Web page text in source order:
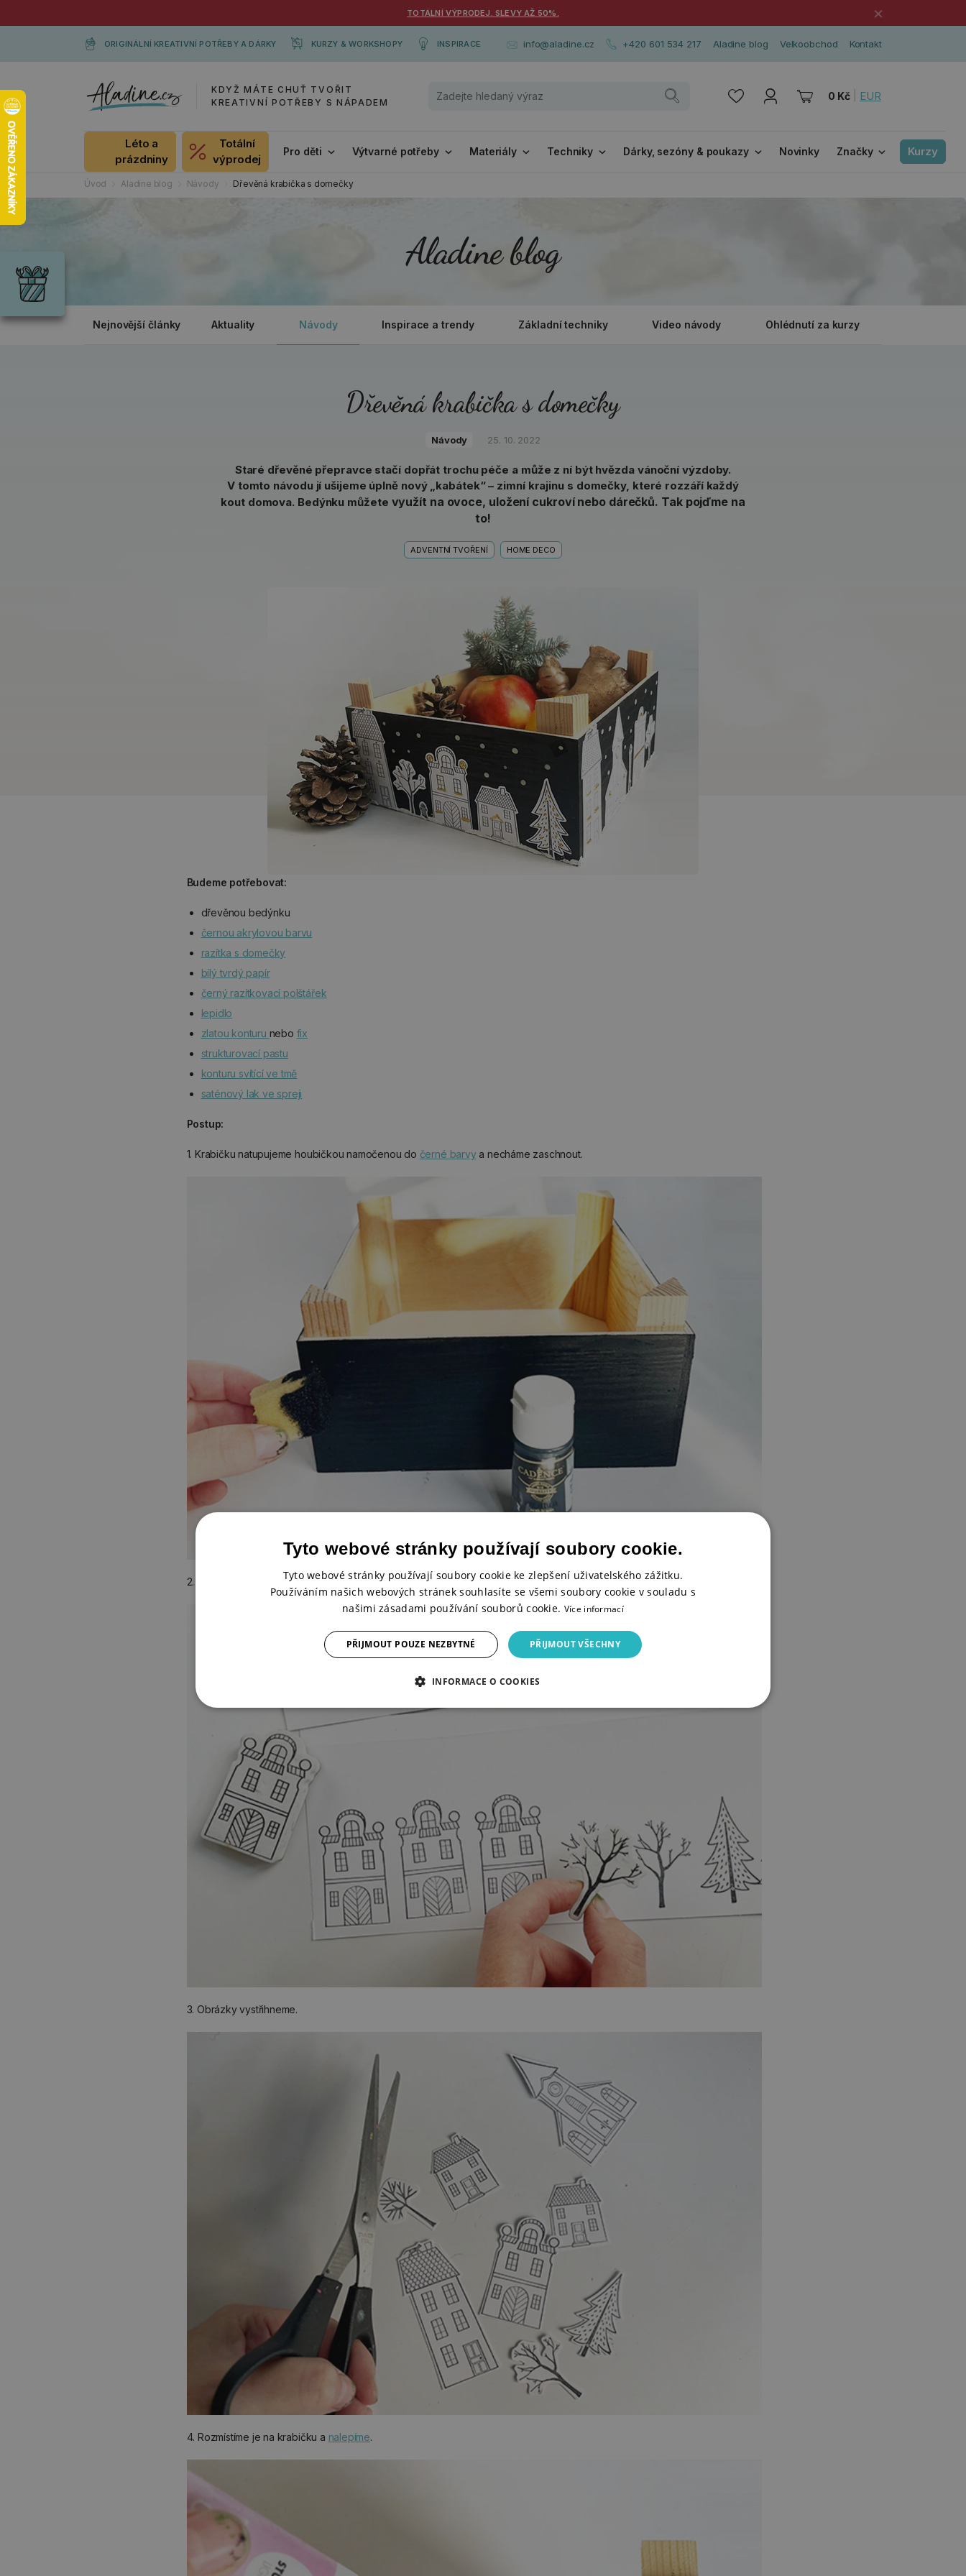
TOTÁLNÍ VÝPRODEJ. SLEVY AŽ 50%. ×
ORIGINÁLNÍ KREATIVNÍ POTŘEBY A DÁRKY KURZY & WORKSHOPY INSPIRACE info@aladine.cz +420 601 534 217 Aladine blog Velkoobchod Kontakt
KDYŽ MÁTE CHUŤ TVOŘIT
KREATIVNÍ POTŘEBY S NÁPADEM
0 Kč EUR
Léto a
prázdniny
Totální
výprodej
Pro děti Výtvarné potřeby Materiály Techniky Dárky, sezóny & poukazy Novinky Značky Kurzy
Úvod Aladine blog Návody Dřevěná krabička s domečky
Aladine blog
Nejnovější články Aktuality Návody Inspirace a trendy Základní techniky Video návody Ohlédnutí za kurzy
Dřevěná krabička s domečky
Návody 25. 10. 2022
Staré dřevěné přepravce stačí dopřát trochu péče a může z ní být hvězda vánoční výzdoby.
V tomto návodu jí ušijeme úplně nový „kabátek“ – zimní krajinu s domečky, které rozzáří každý
kout domova. Bedýnku můžete využít na ovoce, uložení cukroví nebo dárečků. Tak pojďme na
to!
ADVENTNÍ TVOŘENÍ HOME DECO
Budeme potřebovat:
dřevěnou bedýnku
černou akrylovou barvu
razítka s domečky
bílý tvrdý papír
černý razítkovací polštářek
lepidlo
zlatou konturu nebo fix
strukturovací pastu
konturu svítící ve tmě
saténový lak ve spreji
Postup:
1. Krabičku natupujeme houbičkou namočenou do černé barvya necháme zaschnout.
2. Na natiskneme razítkadomečky a stromy.
3. Obrázky vystřihneme.
4. Rozmístíme je na krabičku a nalepíme.
každou
příležitost
Tyto webové stránky používají soubory cookie.
Tyto webové stránky používají soubory cookie ke zlepšení uživatelského zážitku.
Používáním našich webových stránek souhlasíte se všemi soubory cookie v souladu s
našimi zásadami používání souborů cookie. Více informací
PŘIJMOUT VŠECHNY
PŘIJMOUT POUZE NEZBYTNÉ
INFORMACE O COOKIES